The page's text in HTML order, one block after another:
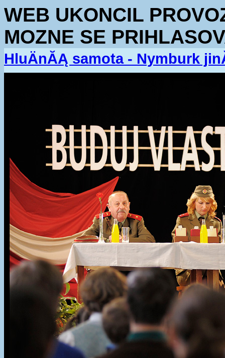
WEB UKONCIL
MOZNE SE
HluÄnĂĄ samota - Nymburk